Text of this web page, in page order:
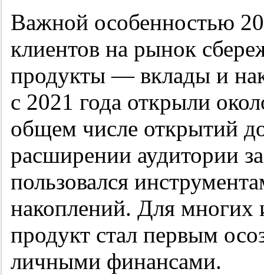
Важной особенностью
клиентов на рынок
продукты — вклады и
с 2021 года открыли
общем числе открытий
расширении аудитории
пользовался
накоплений. Для многих
продукт стал первым
личными финансами.